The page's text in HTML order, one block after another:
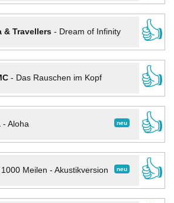
& Travellers- Dream of Infinity
👍
- Das Rauschen im Kopf
👍
neu
- Aloha
👍
neu
1000 Meilen - Akustikversion
👍